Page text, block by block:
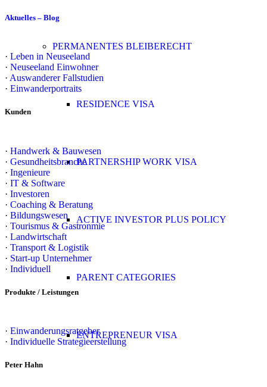
PERMANENTES BLEIBERECHT
RESIDENCE VISA
PARTNERSHIP WORK VISA
ACTIVE INVESTOR PLUS POLICY
PARENT CATEGORIES
ENTREPRENEUR VISA
Aktuelles – Blog
· Leben in Neuseeland
· Neuseeland Einwohner
· Auswanderer Fallstudien
· Einwanderportraits
Kunden
· Handwerk & Bauwesen
· Gesundheitsbranche
· Ingenieure
· IT & Software
· Investoren
· Coaching & Beratung
· Bildungswesen
· Tourismus & Gastronmie
· Landwirtschaft
· Transport & Logistik
· Start-up Unternehmer
· Individuell
Produkte / Leistungen
· Einwanderungsratgeber
· Individuelle Strategieerstellung
Peter Hahn